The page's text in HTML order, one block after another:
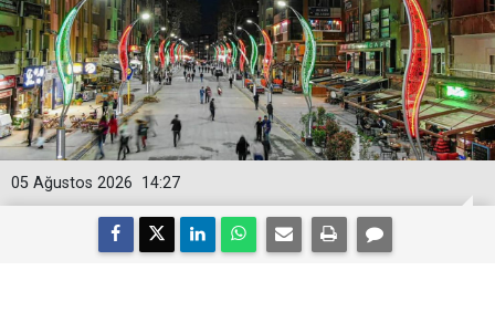
14:27
05 Ağustos 2026